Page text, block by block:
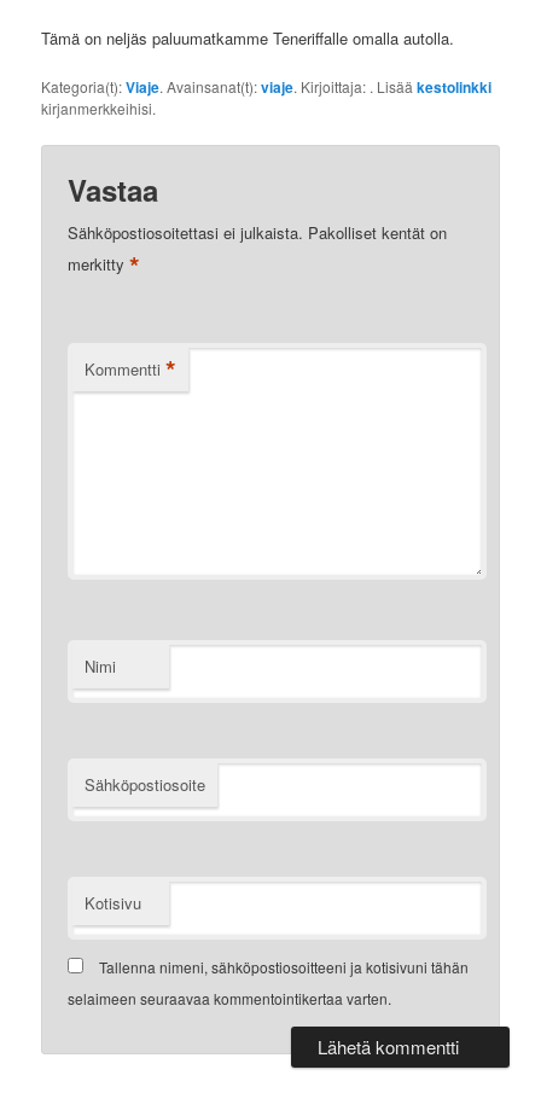
Tämä on neljäs paluumatkamme Teneriffalle omalla autolla.
Kategoria(t):Viaje. Avainsanat(t):viaje. Kirjoittaja: . Lisääkestolinkki
kirjanmerkkeihisi.
Vastaa
Sähköpostiosoitettasi ei julkaista. Pakolliset kentät on
merkitty*
Kommentti *
Nimi
Sähköpostiosoite
Kotisivu
Tallenna nimeni, sähköpostiosoitteeni ja kotisivuni tähän
selaimeen seuraavaa kommentointikertaa varten.